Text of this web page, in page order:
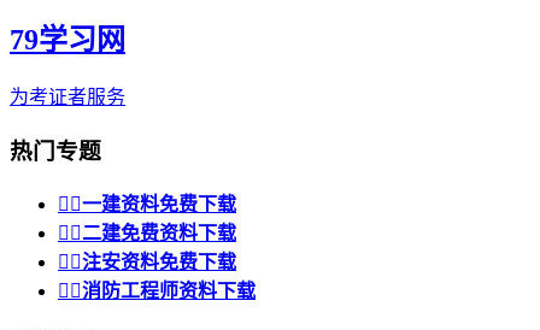
79学习网
为考证者服务
热门专题
 一建资料免费下载
 二建免费资料下载
 注安资料免费下载
 消防工程师资料下载